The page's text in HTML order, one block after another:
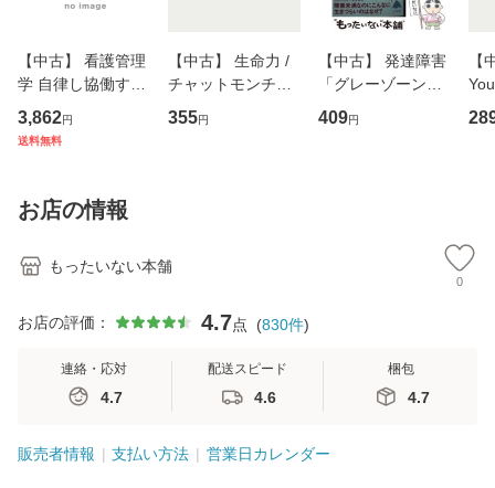
【中古】 看護管理
学 自律し協働する
専門職の看護マネ
ジメントスキル 改
恵 藤本幸三 / 南江
堂 [単行
3,862円
送料無料
【中古】 生命力 /
チャットモンチー /
キューンレコード
[CD]【メール便送
355円
【中古】 発達障害
「グレーゾーン」
その正しい理解と
克服法 (SB新書 57
409円
【
のが
お店の情報
もったいない本舗
0
お店の評価： 4.7点 (830件)
連絡・応対
4.7
配送スピード
4.6
梱包
4.7
販売者情報 支払い方法 営業日カレンダー